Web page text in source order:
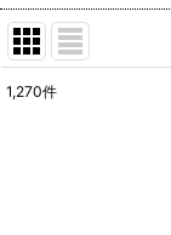
1,270件